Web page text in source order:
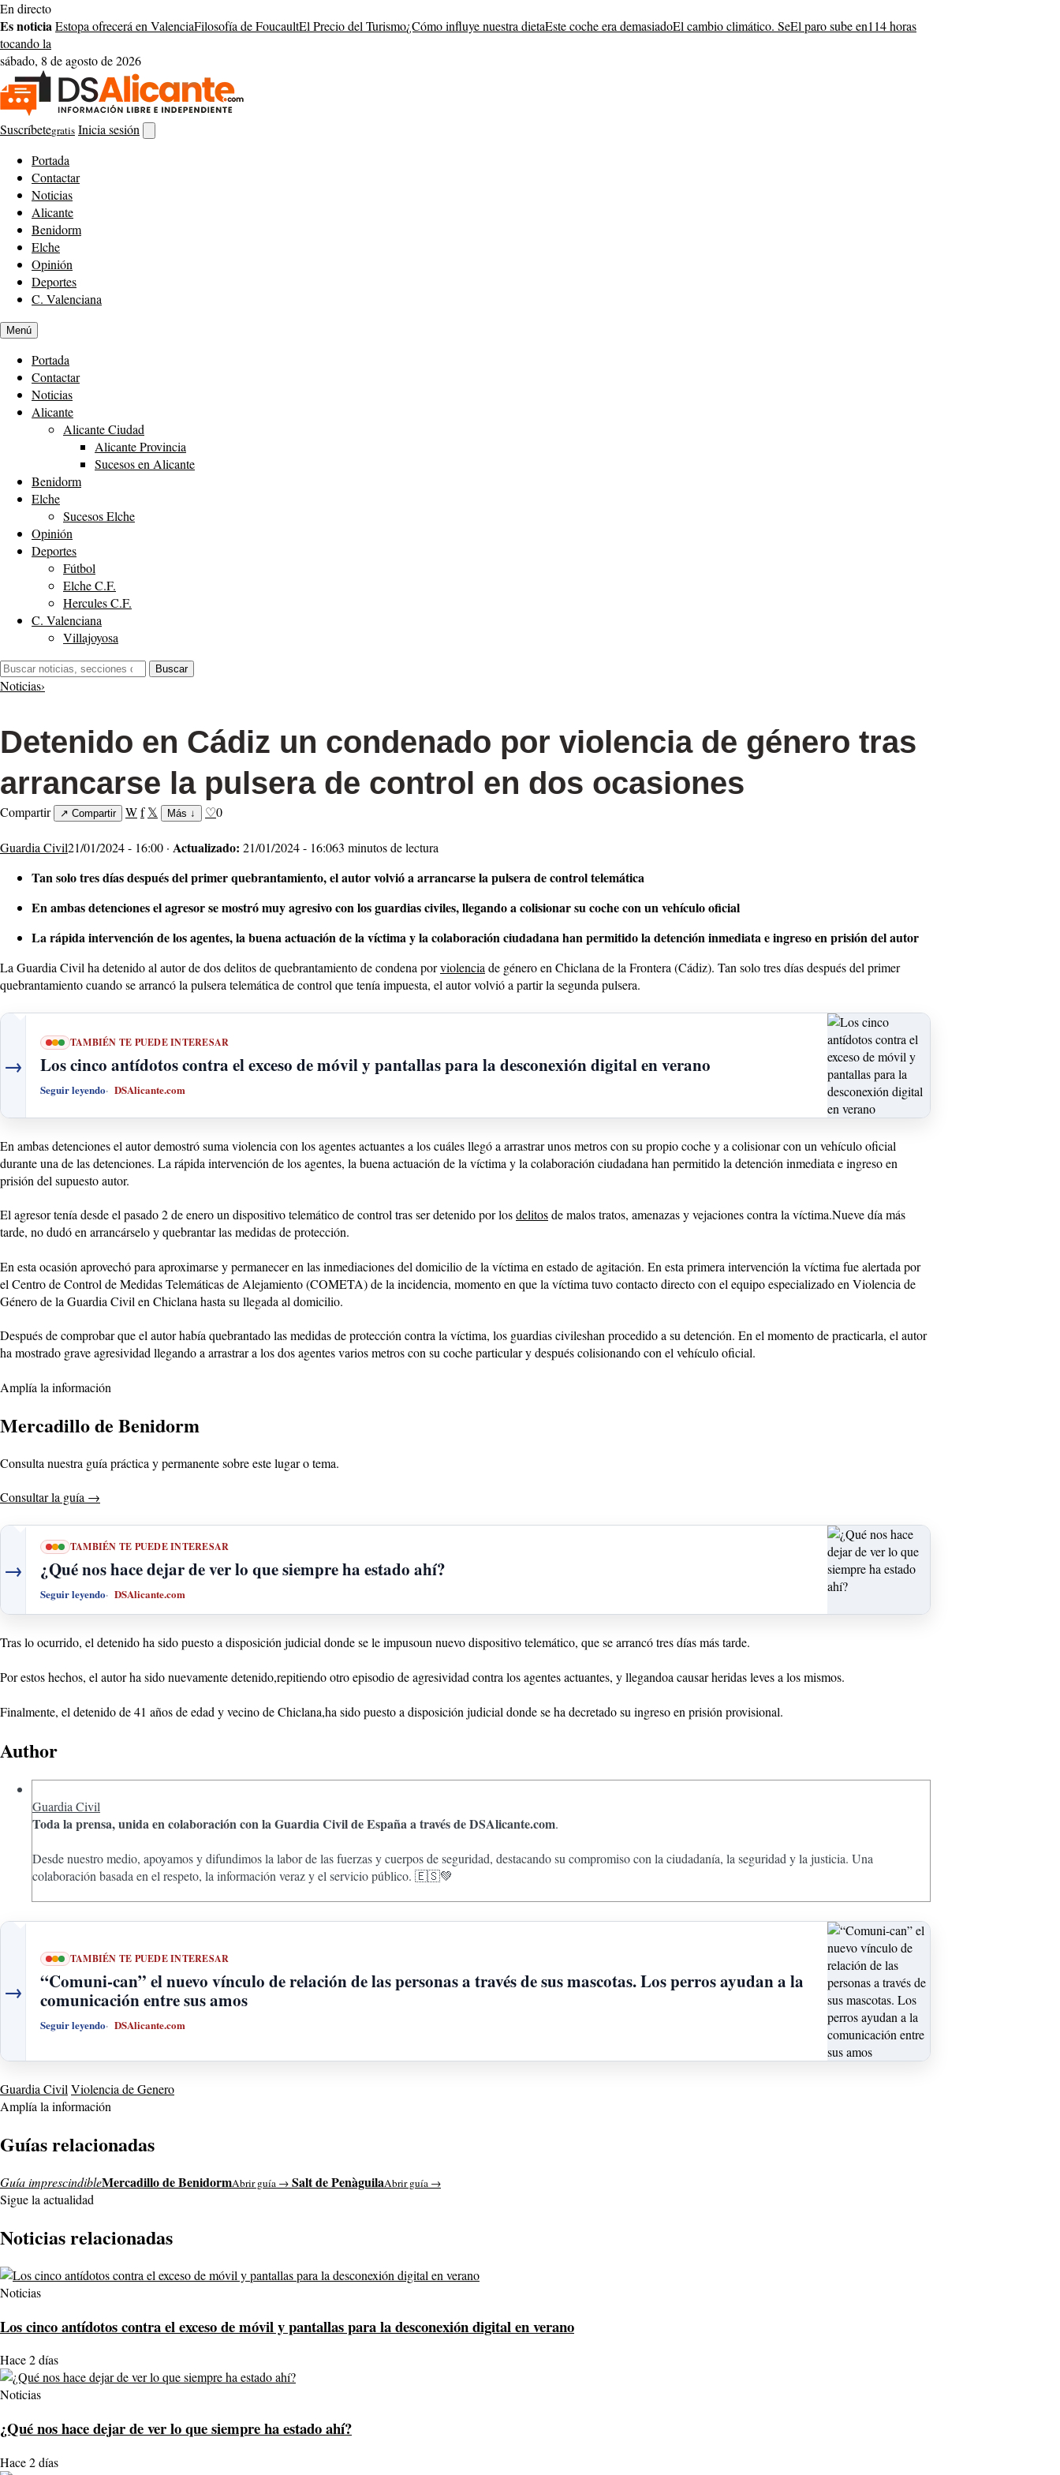
Saltar
al
contenido
En directo
Es noticiaEstopa ofrecerá en ValenciaFilosofía de FoucaultEl Precio del Turismo¿Cómo influye nuestra dietaEste coche era demasiadoEl cambio climático. SeEl paro sube en114 horas
tocando la
sábado, 8 de agosto de 2026
Suscríbetegratis Inicia sesión
buscador
Portada
Contactar
Noticias
Alicante
Benidorm
Elche
Opinión
Deportes
C. Valenciana
Menú
Portada
Contactar
Noticias
Alicante
Alicante Ciudad
Alicante Provincia
Sucesos en Alicante
Benidorm
Elche
Sucesos Elche
Opinión
Deportes
Fútbol
Elche C.F.
Hercules C.F.
C. Valenciana
Villajoyosa
Buscar:
Buscar
Noticias›
Detenido en Cádiz un condenado por violencia de género tras
arrancarse la pulsera de control en dos ocasiones
Compartir ↗ Compartir Wf 𝕏 Más ↓ ♡0
Guardia Civil21/01/2024 - 16:00 · Actualizado: 21/01/2024 - 16:063 minutos de lectura
Tan solo tres días después del primer quebrantamiento, el autor volvió a arrancarse la pulsera de control telemática
En ambas detenciones el agresor se mostró muy agresivo con los guardias civiles, llegando a colisionar su coche con un vehículo oficial
La rápida intervención de los agentes, la buena actuación de la víctima y la colaboración ciudadana han permitido la detención inmediata e ingreso en prisión del autor
La Guardia Civil ha detenido al autor de dos delitos de quebrantamiento de condena porviolencia de género en Chiclana de la Frontera (Cádiz). Tan solo tres días después del primer
quebrantamiento cuando se arrancó la pulsera telemática de control que tenía impuesta, el autor volvió a partir la segunda pulsera.
→
TAMBIÉN TE PUEDE INTERESAR
Los cinco antídotos contra el exceso de móvil y pantallas para la desconexión digital en verano
Seguir leyendo DSAlicante.com
En ambas detenciones el autor demostró suma violencia con los agentes actuantes a los cuáles llegó a arrastrar unos metros con su propio coche y a colisionar con un vehículo oficial
durante una de las detenciones. La rápida intervención de los agentes, la buena actuación de la víctima y la colaboración ciudadana han permitido la detención inmediata e ingreso en
prisión del supuesto autor.
El agresor tenía desde el pasado 2 de enero un dispositivo telemático de control tras ser detenido por losdelitosde malos tratos, amenazas y vejaciones contra la víctima.Nueve día más
tarde, no dudó en arrancárselo y quebrantar las medidas de protección.
En esta ocasión aprovechó para aproximarse y permanecer en las inmediaciones del domicilio de la víctima en estado de agitación. En esta primera intervención la víctima fue alertada por
el Centro de Control de Medidas Telemáticas de Alejamiento (COMETA) de la incidencia, momento en que la víctima tuvo contacto directo con el equipo especializado en Violencia de
Género de la Guardia Civil en Chiclana hasta su llegada al domicilio.
Después de comprobar que el autor había quebrantado las medidas de protección contra la víctima, los guardias civileshan procedido a su detención. En el momento de practicarla, el autor
ha mostrado grave agresividad llegando a arrastrar a los dos agentes varios metros con su coche particular y después colisionando con el vehículo oficial.
Amplía la información
Mercadillo de Benidorm
Consulta nuestra guía práctica y permanente sobre este lugar o tema.
Consultar la guía →
→
TAMBIÉN TE PUEDE INTERESAR
¿Qué nos hace dejar de ver lo que siempre ha estado ahí?
Seguir leyendo DSAlicante.com
Tras lo ocurrido, el detenido ha sido puesto a disposición judicial donde se le impusoun nuevo dispositivo telemático, que se arrancó tres días más tarde.
Por estos hechos, el autor ha sido nuevamente detenido,repitiendo otro episodio de agresividad contra los agentes actuantes, y llegandoa causar heridas leves a los mismos.
Finalmente, el detenido de 41 años de edad y vecino de Chiclana,ha sido puesto a disposición judicial donde se ha decretado su ingreso en prisión provisional.
Author
Guardia Civil
Toda la prensa, unida en colaboración con la Guardia Civil de España a través de DSAlicante.com.
Desde nuestro medio, apoyamos y difundimos la labor de las fuerzas y cuerpos de seguridad, destacando su compromiso con la ciudadanía, la seguridad y la justicia. Una
colaboración basada en el respeto, la información veraz y el servicio público. 🇪🇸💚
→
TAMBIÉN TE PUEDE INTERESAR
“Comuni-can” el nuevo vínculo de relación de las personas a través de sus mascotas. Los perros ayudan a la
comunicación entre sus amos
Seguir leyendo DSAlicante.com
Guardia CivilViolencia de Genero
Amplía la información
Guías relacionadas
Guía imprescindibleMercadillo de BenidormAbrir guía → Salt de PenàguilaAbrir guía →
Sigue la actualidad
Noticias relacionadas
Noticias
Los cinco antídotos contra el exceso de móvil y pantallas para la desconexión digital en verano
Hace 2 días
Noticias
¿Qué nos hace dejar de ver lo que siempre ha estado ahí?
Hace 2 días